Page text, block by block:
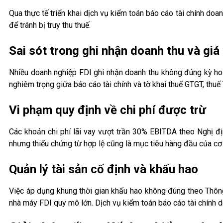
Qua thực tế triển khai dịch vụ kiểm toán báo cáo tài chính
để tránh bị truy thu thuế.
Sai sót trong ghi nhận doanh thu và giá
Nhiều doanh nghiệp FDI ghi nhận doanh thu không đúng kỳ
nghiêm trọng giữa báo cáo tài chính và tờ khai thuế GTGT,
Vi phạm quy định về chi phí được trừ
Các khoản chi phí lãi vay vượt trần 30% EBITDA theo Nghị
nhưng thiếu chứng từ hợp lệ cũng là mục tiêu hàng đầu của cơ
Quản lý tài sản cố định và khấu hao
Việc áp dụng khung thời gian khấu hao không đúng theo
nhà máy FDI quy mô lớn. Dịch vụ kiểm toán báo cáo tài chính